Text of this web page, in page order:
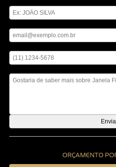
ORÇAMENTO